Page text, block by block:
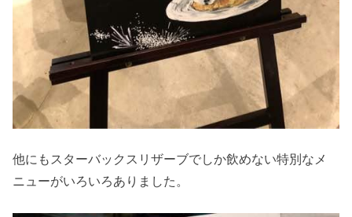
他にもスターバックスリザーブでしか飲めない特別なメ
ニューがいろいろありました。